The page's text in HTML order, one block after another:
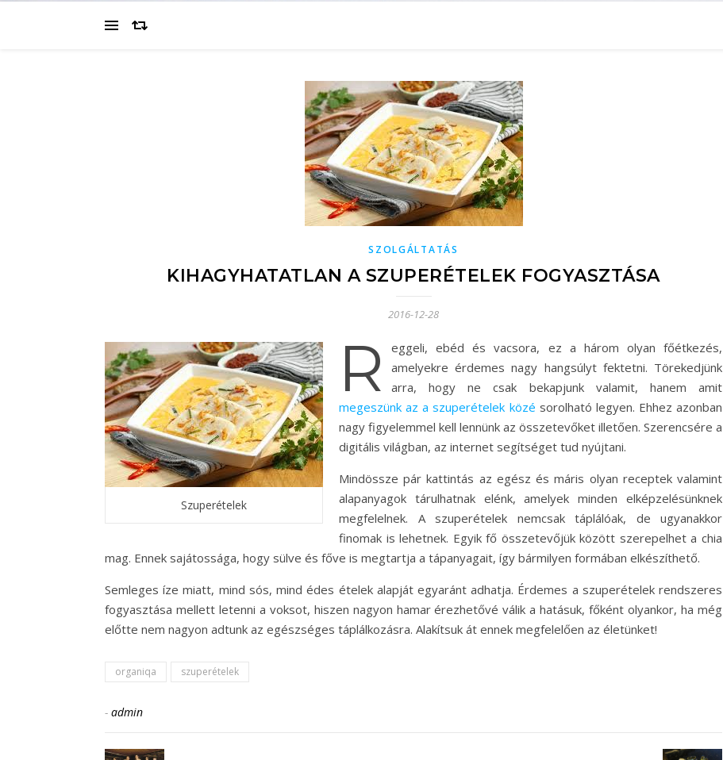
SZOLGÁLTATÁS
KIHAGYHATATLAN A SZUPERÉTELEK FOGYASZTÁSA
2016-12-28
Szuperételek
R
eggeli, ebéd és vacsora, ez a három olyan főétkezés,
amelyekre érdemes nagy hangsúlyt fektetni. Törekedjünk
arra, hogy ne csak bekapjunk valamit, hanem amit
megeszünk az a szuperételek közé sorolható legyen. Ehhez azonban
nagy figyelemmel kell lennünk az összetevőket illetően. Szerencsére a
digitális világban, az internet segítséget tud nyújtani.
Mindössze pár kattintás az egész és máris olyan receptek valamint
alapanyagok tárulhatnak elénk, amelyek minden elképzelésünknek
megfelelnek. A szuperételek nemcsak táplálóak, de ugyanakkor
finomak is lehetnek. Egyik fő összetevőjük között szerepelhet a chia
mag. Ennek sajátossága, hogy sülve és főve is megtartja a tápanyagait, így bármilyen formában elkészíthető.
Semleges íze miatt, mind sós, mind édes ételek alapját egyaránt adhatja. Érdemes a szuperételek rendszeres
fogyasztása mellett letenni a voksot, hiszen nagyon hamar érezhetővé válik a hatásuk, főként olyankor, ha még
előtte nem nagyon adtunk az egészséges táplálkozásra. Alakítsuk át ennek megfelelően az életünket!
organiqa szuperételek
- admin